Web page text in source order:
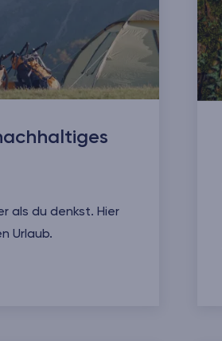
als du denkst. Hier
Urlaub.
Reisen